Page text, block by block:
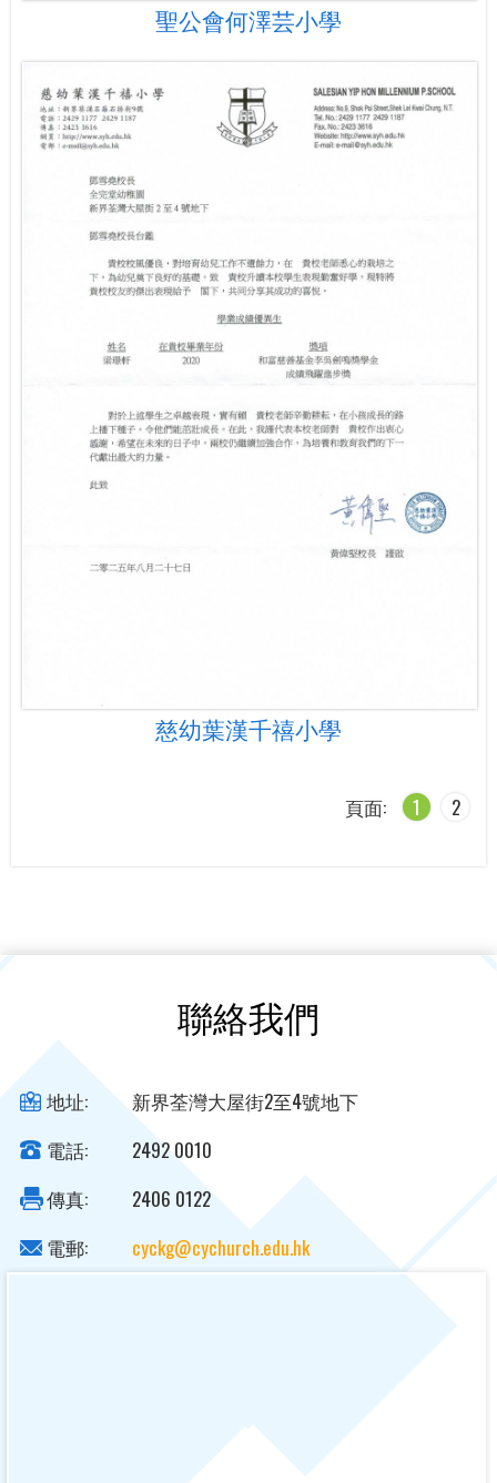
聖公會何澤芸小學
慈幼葉漢千禧小學
頁面: 1 2
聯絡我們
地址:
新界荃灣大屋街2至4號地下
電話:
2492 0010
傳真:
2406 0122
電郵:
cyckg@cychurch.edu.hk